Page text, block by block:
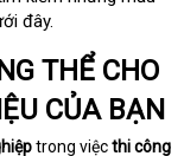
đây.
THỂ CHO
CỦA BẠN
trong việcthi công